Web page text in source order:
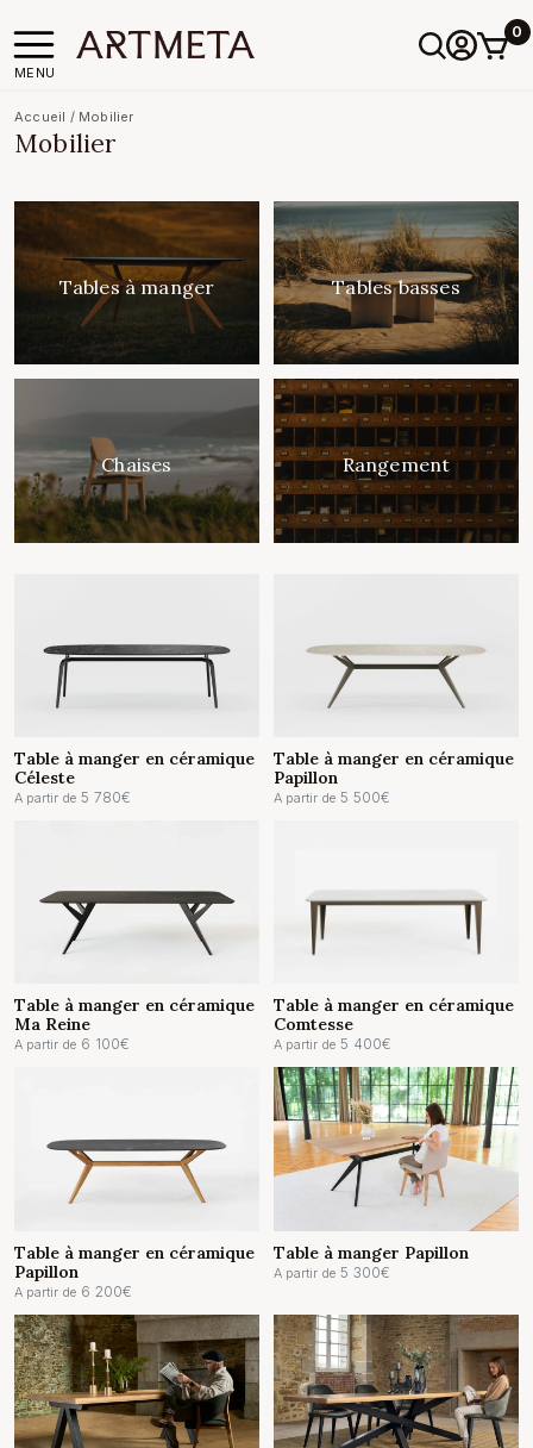
MENU
0
Accueil / Mobilier
Mobilier
Tables à manger Tables basses
Chaises Rangement
Table à manger en céramique
Céleste
A partir de 5 780€
Table à manger en céramique
Papillon
A partir de 5 500€
Table à manger en céramique
Ma Reine
A partir de 6 100€
Table à manger en céramique
Comtesse
A partir de 5 400€
Table à manger en céramique
Papillon
A partir de 6 200€
Table à manger Papillon
A partir de 5 300€